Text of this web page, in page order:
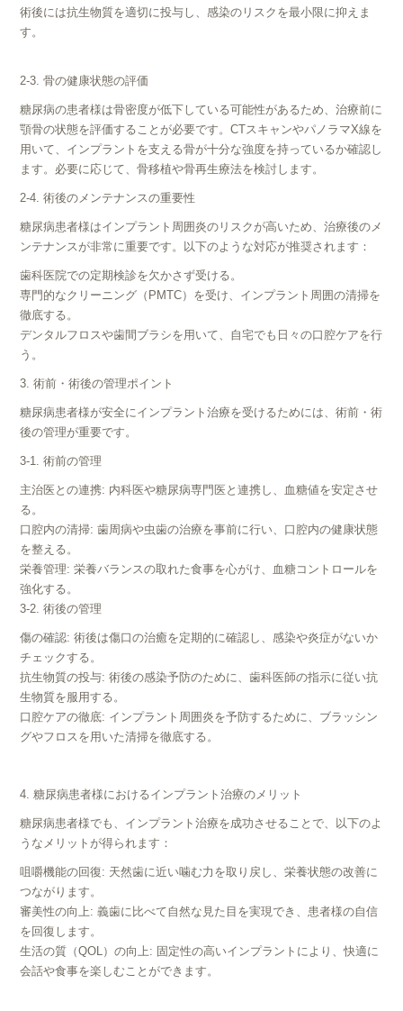
術後には抗生物質を適切に投与し、感染のリスクを最小限に抑えま
す。
2-3. 骨の健康状態の評価
糖尿病の患者様は骨密度が低下している可能性があるため、治療前に
顎骨の状態を評価することが必要です。CTスキャンやパノラマX線を
用いて、インプラントを支える骨が十分な強度を持っているか確認し
ます。必要に応じて、骨移植や骨再生療法を検討します。
2-4. 術後のメンテナンスの重要性
糖尿病患者様はインプラント周囲炎のリスクが高いため、治療後のメ
ンテナンスが非常に重要です。以下のような対応が推奨されます：
歯科医院での定期検診を欠かさず受ける。
専門的なクリーニング（PMTC）を受け、インプラント周囲の清掃を
徹底する。
デンタルフロスや歯間ブラシを用いて、自宅でも日々の口腔ケアを行
う。
3. 術前・術後の管理ポイント
糖尿病患者様が安全にインプラント治療を受けるためには、術前・術
後の管理が重要です。
3-1. 術前の管理
主治医との連携: 内科医や糖尿病専門医と連携し、血糖値を安定させ
る。
口腔内の清掃: 歯周病や虫歯の治療を事前に行い、口腔内の健康状態
を整える。
栄養管理: 栄養バランスの取れた食事を心がけ、血糖コントロールを
強化する。
3-2. 術後の管理
傷の確認: 術後は傷口の治癒を定期的に確認し、感染や炎症がないか
チェックする。
抗生物質の投与: 術後の感染予防のために、歯科医師の指示に従い抗
生物質を服用する。
口腔ケアの徹底: インプラント周囲炎を予防するために、ブラッシン
グやフロスを用いた清掃を徹底する。
4. 糖尿病患者様におけるインプラント治療のメリット
糖尿病患者様でも、インプラント治療を成功させることで、以下のよ
うなメリットが得られます：
咀嚼機能の回復: 天然歯に近い噛む力を取り戻し、栄養状態の改善に
つながります。
審美性の向上: 義歯に比べて自然な見た目を実現でき、患者様の自信
を回復します。
生活の質（QOL）の向上: 固定性の高いインプラントにより、快適に
会話や食事を楽しむことができます。